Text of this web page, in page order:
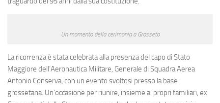
Eventi
Un momento della cerimonia a Grosseto
La ricorrenza è stata celebrata alla presenza del capo di Stato
Maggiore dell’Aeronautica Militare, Generale di Squadra Aerea
Antonio Conserva, con un evento svoltosi presso la base
grossetana. Un’occasione per riunire, insieme ai propri familiari, ex